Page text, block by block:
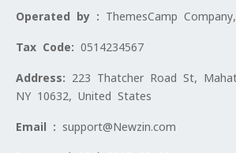
Operated by : ThemesCamp
Tax Code: 0514234567
Address: 223 Thatcher Road St,
NY 10632, United States
Email : support@Newzin.com